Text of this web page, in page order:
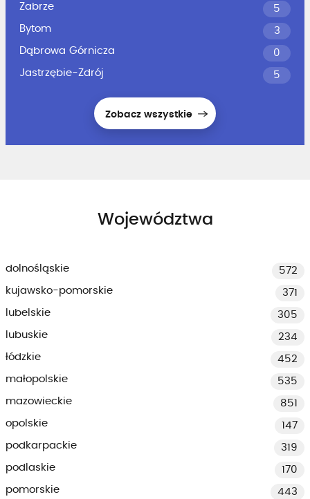
Zabrze
5
Bytom
3
Dąbrowa Górnicza
0
Jastrzębie-Zdrój
5
Zobacz wszystkie
Województwa
dolnośląskie
572
kujawsko-pomorskie
371
lubelskie
305
lubuskie
234
łódzkie
452
małopolskie
535
mazowieckie
851
opolskie
147
podkarpackie
319
podlaskie
170
pomorskie
443